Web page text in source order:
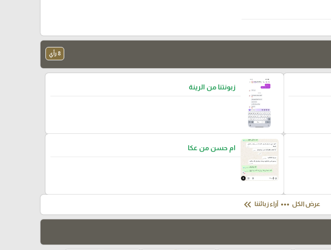
8 رأي
زبونتنا من الرينة
ام حسن من عكا
عرض الكل more_horiz آراء زبائننا keyboard_double_arrow_left